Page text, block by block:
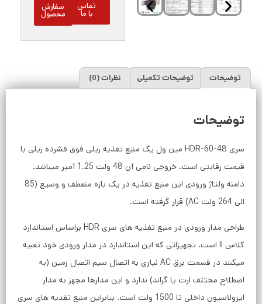
تماس
با ما
سفارش
محصول
توضیحات توضیحات تکمیلی نظرات (0)
توضیحات
سری HDR-60-48 مین ول یک منبع تغذیه ریلی فوق فشرده ریلی با
قیمت رقابتی است. خروجی نامی آن 48 ولت 1.25 آمپر میباشد.
دامنه ولتاژ ورودی این منبع تغذیه در یک بازه منعطف و وسیع (85
الی 264 ولت AC) قرار گرفته است.
طراحی مدار ورودی در منبع تغذیه های سری HDR براساس استاندارد
کلاس II است. تجهیزاتی که این استاندارد در مدار ورودی خود تعبیه
میکنند در قسمت برق AC نیازی به اتصال سیم اتصال زمین (به
اصطلاح مختلف ارت یا گراند) ندارد و این مدارها مجهز به مدار
ایزولاسیون داخلی تا 1500 ولت است. بنابراین منبع تغذیه های سری